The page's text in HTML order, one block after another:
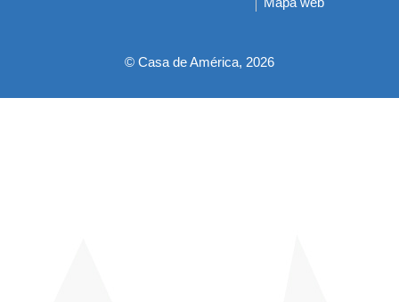
pie
© Casa de América, 2026